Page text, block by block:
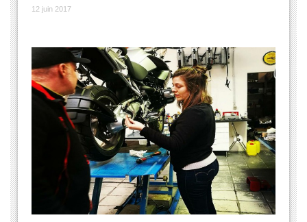
12 juin 2017